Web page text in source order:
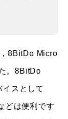
8BitDo Micro
。8BitDo
スとして
どは便利です